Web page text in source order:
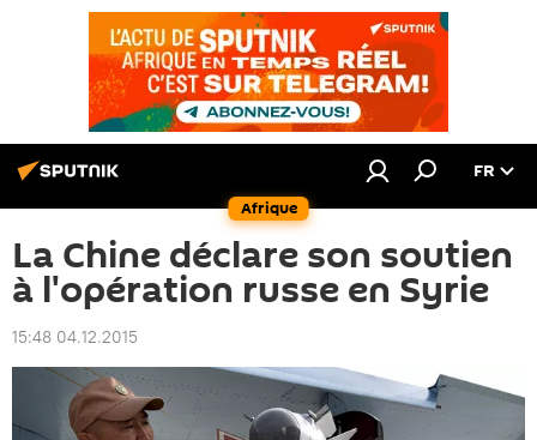
Afrique
FR
La Chine déclare son soutien
à l'opération russe en Syrie
15:48 04.12.2015